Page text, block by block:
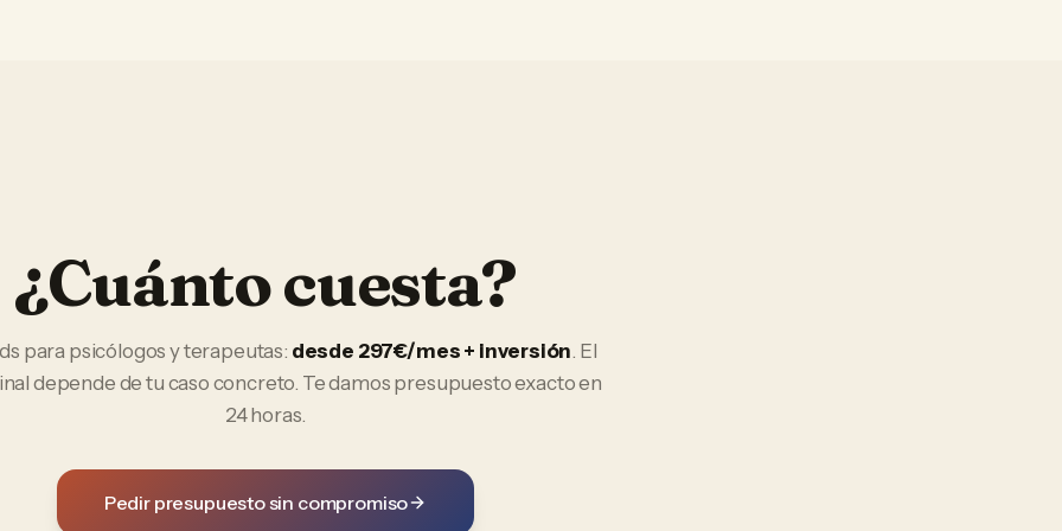
¿Cuánto cuesta?
para psicólogos y terapeutas: desde 297€/mes + inversión. El
depende de tu caso concreto. Te damos presupuesto exacto en
24 horas.
Pedir presupuesto sin compromiso